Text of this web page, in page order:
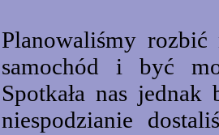
Planowaliśmy
samochód i być
Spotkała nas jednak
niespodzianie